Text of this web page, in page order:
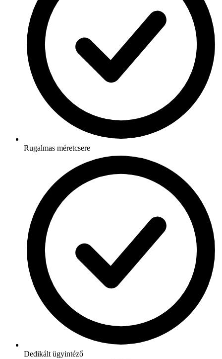
Rugalmas méretcsere
Dedikált ügyintéző